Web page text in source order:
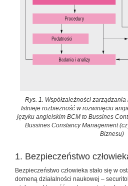
Rys. 1. Współzależności
Istnieje rozbieżność w rozwinięciu
języku angielskim BCM to Bussines
Bussines Constancy Management
Biznesu)
1. Bezpieczeństwo
Bezpieczeństwo człowieka stało się w
domeną działalności naukowej –